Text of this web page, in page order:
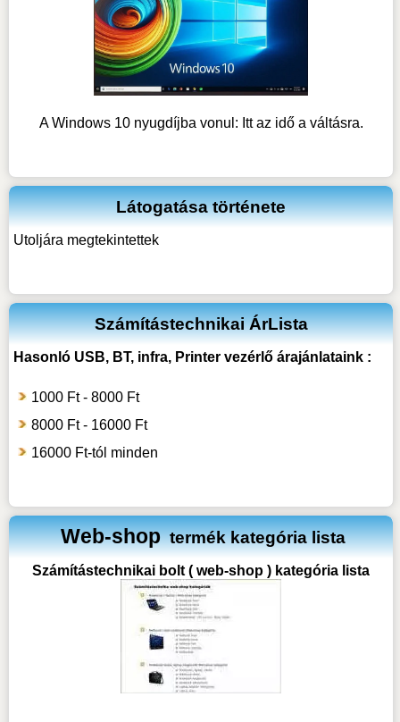
A Windows 10 nyugdíjba vonul: Itt az idő a váltásra.
Látogatása története
Utoljára megtekintettek
Számítástechnikai ÁrLista
Hasonló USB, BT, infra, Printer vezérlőárajánlataink :
1000 Ft - 8000 Ft
8000 Ft - 16000 Ft
16000 Ft-tól minden
Web-shop termék kategória lista
Számítástechnikai bolt ( web-shop ) kategória lista